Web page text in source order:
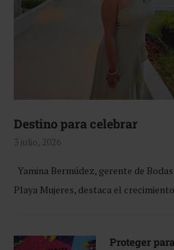
Destino para celebrar
3 julio, 2026
Yamina Bermúdez, gerente de
Playa Mujeres, destaca el
Proteger